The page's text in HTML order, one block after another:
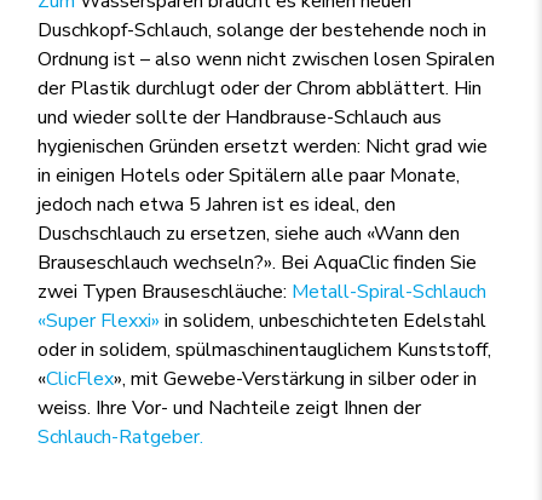
Duschkopf-Schlauch, solange der bestehende noch in
Ordnung ist – also wenn nicht zwischen losen Spiralen
der Plastik durchlugt oder der Chrom abblättert. Hin
und wieder sollte der Handbrause-Schlauch aus
hygienischen Gründen ersetzt werden: Nicht grad wie
in einigen Hotels oder Spitälern alle paar Monate,
jedoch nach etwa 5 Jahren ist es ideal, den
Duschschlauch zu ersetzen, siehe auch «Wann den
Brauseschlauch wechseln?». Bei AquaClic finden Sie
zwei Typen Brauseschläuche: Metall-Spiral-Schlauch
«Super Flexxi» in solidem, unbeschichteten Edelstahl
oder in solidem, spülmaschinentauglichem Kunststoff,
«ClicFlex», mit Gewebe-Verstärkung in silber oder in
weiss. Ihre Vor- und Nachteile zeigt Ihnen der
Schlauch-Ratgeber.